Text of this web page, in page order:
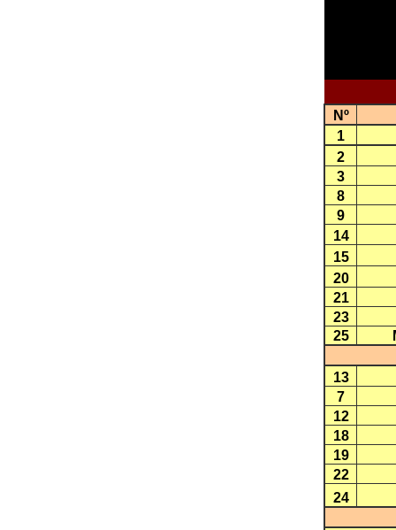
Nº
1
2
3
8
9
14
15
20
21
23
25
13
7
12
18
19
22
24